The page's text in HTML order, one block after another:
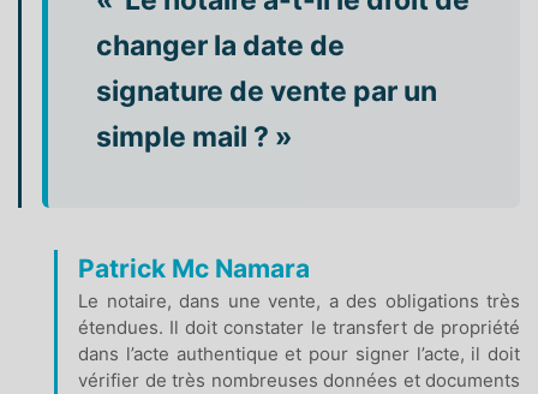
changer la date de
signature de vente par un
simple mail ? »
Patrick Mc Namara
Le notaire, dans une vente, a des obligations très
étendues. Il doit constater le transfert de propriété
dans l’acte authentique et pour signer l’acte, il doit
vérifier de très nombreuses données et documents